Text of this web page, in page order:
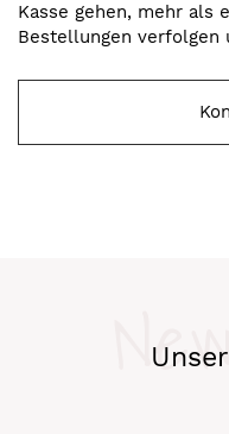
Kasse gehen, mehr als
Bestellungen verfolgen